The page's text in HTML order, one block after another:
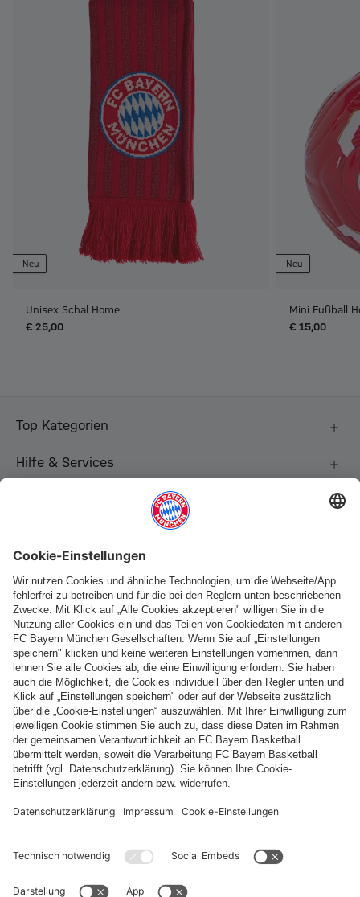
Neu
Unisex Schal Home
€ 25,00
Neu
Mini Fußball
€ 15,00
Top Kategorien
Hilfe & Services
Folge uns
Zahlung & Lieferung
FC Bayern Store App
WIDERRUF